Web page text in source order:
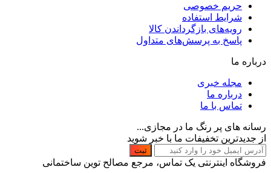
حریم خصوصی
شرایط استفاده
رویه‌های بازگرداندن کالا
پاسخ به پرسش‌های متداول
درباره ما
مجله خبری
درباره ما
تماس با ما
رسانه های پر رنگ ما در مجازی...
از جدیدترین تخفیفات ما با خبر شوید
ثبت
فروشگاه اینترنتی یک تماس، مرجع مصالح توین ساختمانی